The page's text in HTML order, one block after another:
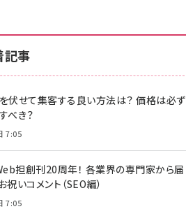
z世代 (1622)
meo (1275)
記事
伏せて集客する良い方法は？ 価格は必ず
べき？
7:05
担創刊20周年！ 各業界の専門家から届
祝いコメント（SEO編）
7:05